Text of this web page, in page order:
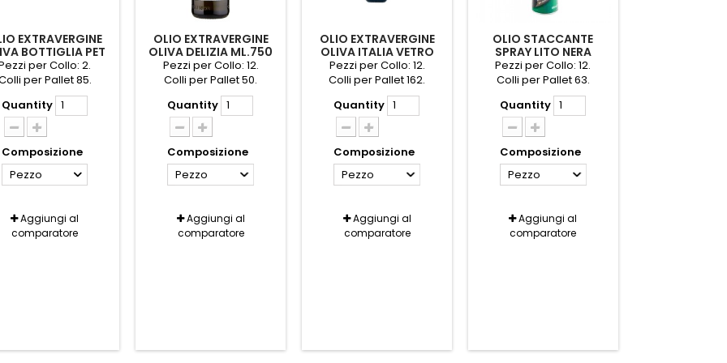
EXTRAVERGINE
BOTTIGLIA PET
LT.5 SITA'
per Collo: 2.
per Pallet 85.
Quantity
Composizione
Pezzo
Aggiungi al
comparatore
OLIO EXTRAVERGINE
OLIVA DELIZIA ML.750
CARAPELLI
Pezzi per Collo: 12.
Colli per Pallet 50.
Quantity
Composizione
Pezzo
Aggiungi al
comparatore
OLIO EXTRAVERGINE
OLIVA ITALIA VETRO
ML.250 DESANT
Pezzi per Collo: 12.
Colli per Pallet 162.
Quantity
Composizione
Pezzo
Aggiungi al
comparatore
OLIO STACCANTE
SPRAY LITO NERA
ML.500
Pezzi per Collo: 12.
Colli per Pallet 63.
Quantity
Composizione
Pezzo
Aggiungi al
comparatore